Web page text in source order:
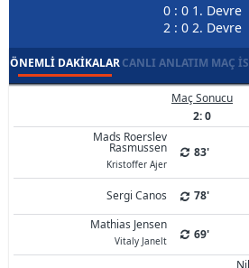
0 : 0 1. Devre
2 : 0 2. Devre
ÖNEMLI DAKIKALARCANLI ANLATIM MAÇ
Maç Sonucu
2: 0
Mads Roerslev
Rasmussen
Kristoffer Ajer
83'
Sergi Canos
78'
Mathias Jensen
Vitaly Janelt 69'